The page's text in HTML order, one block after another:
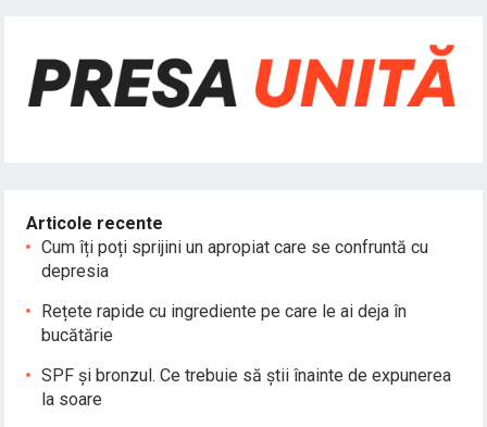
Articole recente
Cum îți poți sprijini un apropiat care se confruntă cu
depresia
Rețete rapide cu ingrediente pe care le ai deja în
bucătărie
SPF și bronzul. Ce trebuie să știi înainte de expunerea
la soare